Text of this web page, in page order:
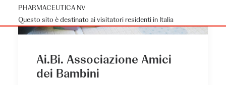
PHARMACEUTICA NV
Questo sito è destinato ai visitatori residenti in Italia
Ai.Bi. Associazione Amici
dei Bambini